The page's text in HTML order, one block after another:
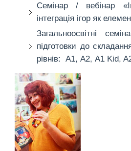
Семінар / вебінар
інтеграція ігор як
Загальноосвітні
підготовки до
рівнів: А1, А2, А1 Kid,